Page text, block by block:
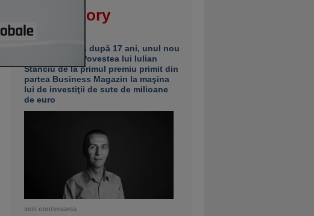
Cover story
Un pariu închis după 17 ani, unul nou
abia deschis. Povestea lui Iulian
Stanciu de la primul premiu primit din
partea Business Magazin la maşina
lui de investiţii de sute de milioane
de euro
vezi continuarea